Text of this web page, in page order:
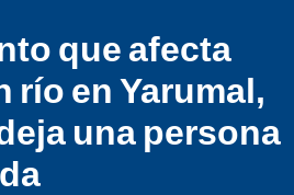
que afecta
río en Yarumal,
una persona